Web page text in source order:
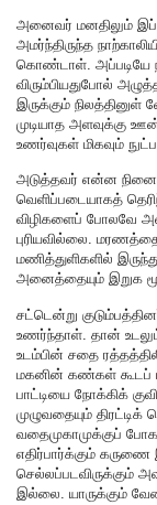
அனைவர் மனதிலும்
அமர்ந்திருந்த
கொண்டாள். அப்படியே
விரும்பியதுபோல்
இருக்கும் நிலத்தினுள்
முடியாத அளவுக்கு
உணர்வுகள் மிகவும்
அடுத்தவர் என்ன
வெளிப்படையாகத்
விழிகளைப் போலவே
புரியவில்லை.
மணித்துளிகளில்
அனைத்தையும் இறுக
சட்டென்று
உணர்ந்தாள். தான்
உடம்பின் சதை
மகனின் கண்கள் கூடப்
பாட்டியை நோக்கிக்
முழுவதையும்
வதைமுகாமுக்குப்
எதிர்பார்க்கும்
செல்லப்படவிருக்கும்
இல்லை. யாருக்கும்